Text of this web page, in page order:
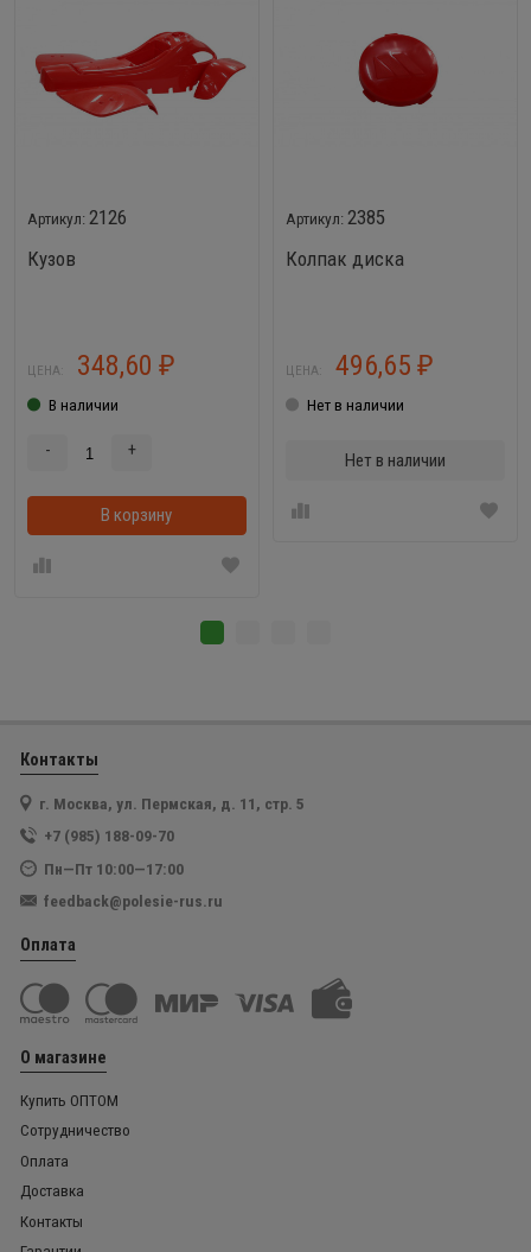
2126
Кузов
ЦЕНА: 348,60 ₽
В наличии
- +
В корзину
2385
Колпак диска
ЦЕНА: 496,65 ₽
Нет в наличии
Нет в наличии
Контакты
г. Москва, ул. Пермская, д. 11, стр. 5
+7 (985) 188-09-70
Пн—Пт 10:00—17:00
feedback@polesie-rus.ru
Оплата
О магазине
Купить ОПТОМ
Сотрудничество
Оплата
Доставка
Контакты